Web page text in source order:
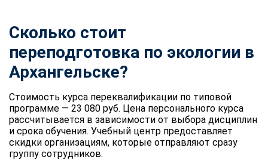
Сколько стоит
переподготовка по экологии в
Архангельске?
Стоимость курса переквалификации по типовой
программе — 23 080 руб. Цена персонального курса
рассчитывается в зависимости от выбора дисциплин
и срока обучения. Учебный центр предоставляет
скидки организациям, которые отправляют сразу
группу сотрудников.